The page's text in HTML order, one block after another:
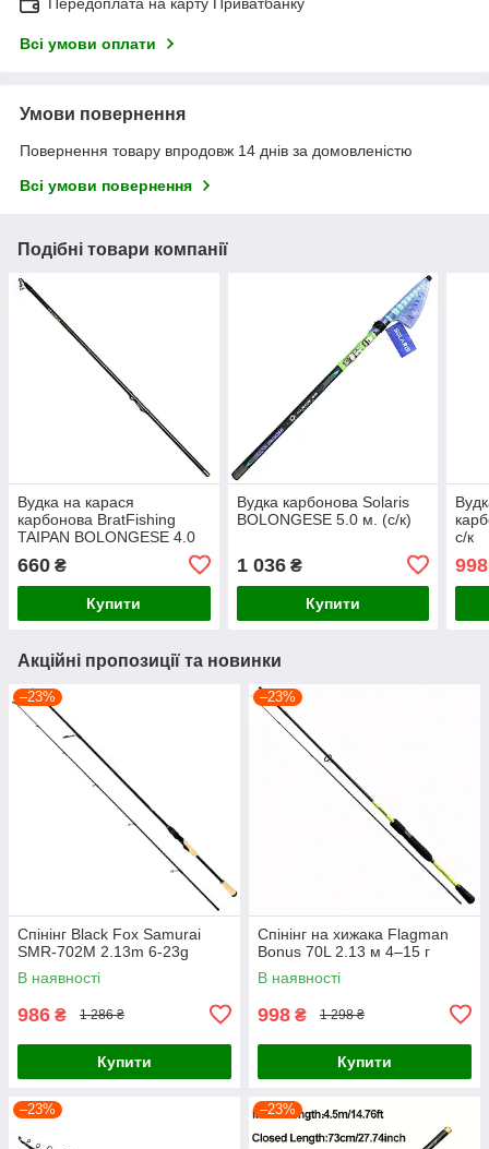
Передоплата на карту Приватбанку
Всі умови оплати
Умови повернення
Повернення товару впродовж 14 днів за домовленістю
Всі умови повернення
Подібні товари компанії
Вудка на карася
карбонова BratFishing
TAIPAN BOLONGESE 4.0
660 ₴
Купити
Вудка карбонова Solaris
BOLONGESE 5.0 м. (с/к)
1 036₴
Купити
с/к
998
Акційні пропозиції та новинки
–23%
Спінінг Black Fox Samurai
SMR-702M 2.13m 6-23g
В наявності
986 ₴ 1 286 ₴
Купити
–23%
Спінінг на хижака Flagman
Bonus 70L 2.13 м 4–15 г
В наявності
998 ₴ 1 298 ₴
Купити
–23% –23%